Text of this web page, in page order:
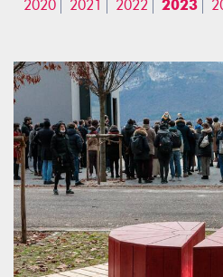
2020
2021 2022 2023